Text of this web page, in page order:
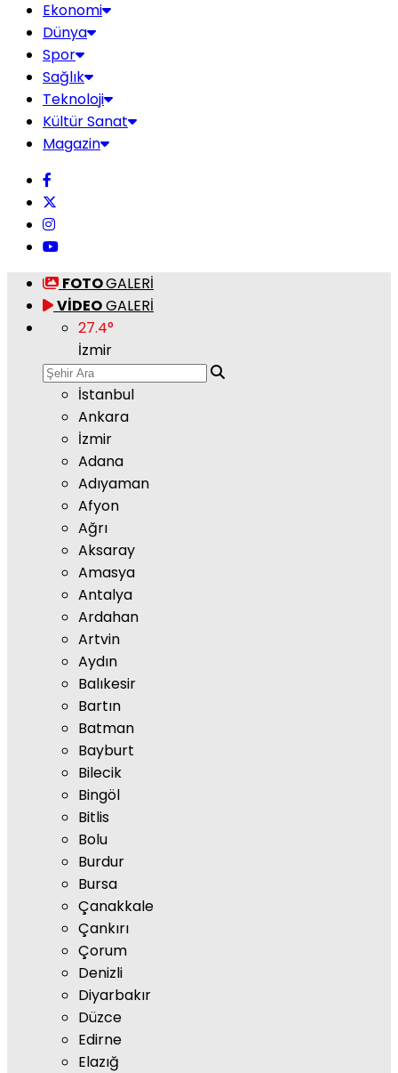
Ekonomi
Dünya
Spor
Sağlık
Teknoloji
Kültür Sanat
Magazin
FOTOGALERİ
VİDEOGALERİ
27.4°
İzmir
İstanbul
Ankara
İzmir
Adana
Adıyaman
Afyon
Ağrı
Aksaray
Amasya
Antalya
Ardahan
Artvin
Aydın
Balıkesir
Bartın
Batman
Bayburt
Bilecik
Bingöl
Bitlis
Bolu
Burdur
Bursa
Çanakkale
Çankırı
Çorum
Denizli
Diyarbakır
Düzce
Edirne
Elazığ